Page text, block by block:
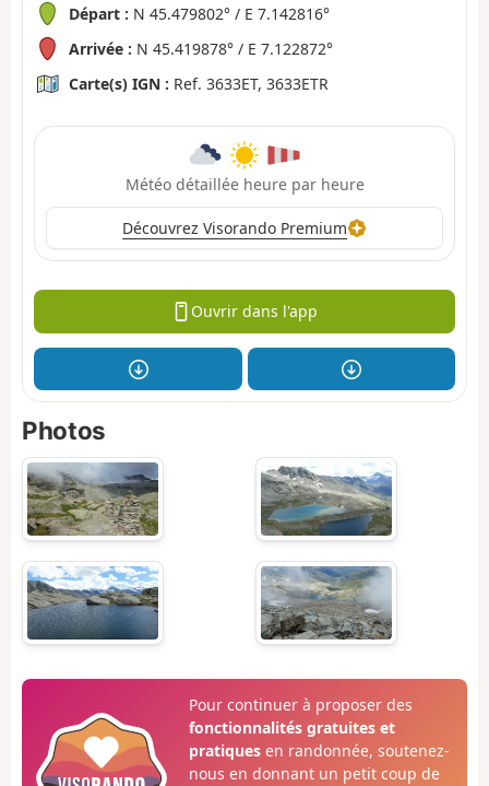
Départ : N 45.479802° / E 7.142816°
Arrivée : N 45.419878° / E 7.122872°
Carte(s) IGN : Ref. 3633ET, 3633ETR
Météo détaillée heure par heure
Découvrez Visorando Premium
Ouvrir dans l'app
Photos
Pour continuer à proposer des
fonctionnalités gratuites et
pratiquesen randonnée, soutenez-
nous en donnant un petit coup de